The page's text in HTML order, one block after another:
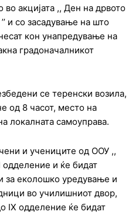
во акцијата ,, Ден на дрвото
и со засадување на што
кон унапредување на
градоначалникот
се теренски возила,
од 8 часот, место на
локалната самоуправа.
и учениците од ООУ ,,
одделение и ќе бидат
за еколошко уредување и
во училишниот двор,
IX одделение ќе бидат